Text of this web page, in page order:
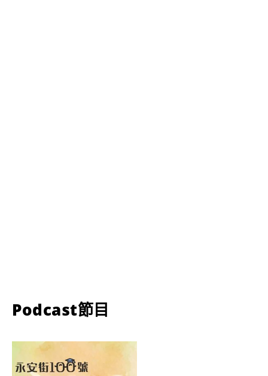
Podcast節目